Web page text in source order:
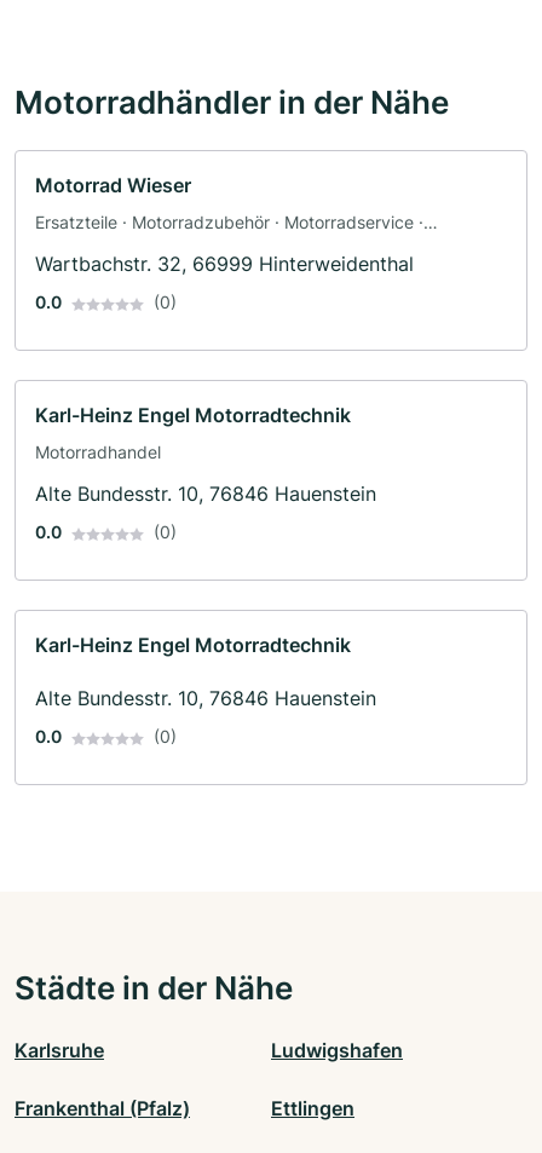
Motorradhändler in der Nähe
Motorrad Wieser
Ersatzteile · Motorradzubehör · Motorradservice ·
Motorradwerkstatt · Werkstatt
Wartbachstr. 32, 66999 Hinterweidenthal
0.0 (0)
Karl-Heinz Engel Motorradtechnik
Motorradhandel
Alte Bundesstr. 10, 76846 Hauenstein
0.0 (0)
Karl-Heinz Engel Motorradtechnik
Alte Bundesstr. 10, 76846 Hauenstein
0.0 (0)
Städte in der Nähe
Karlsruhe Ludwigshafen
Frankenthal (Pfalz) Ettlingen